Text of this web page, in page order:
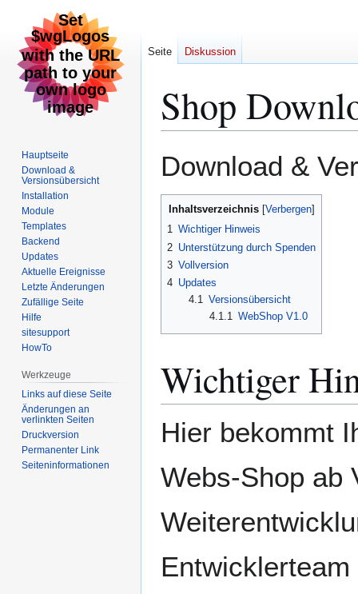
Shop
Navigation
Suche
Download &
Inhaltsverzeichnis
1 Wichtiger Hinweis
2 Unterstützung durch Spenden
3 Vollversion
4 Updates
4.1 Versionsübersicht
4.1.1 WebShop V1.0
Wichtiger
Hier bekommt
Webs-Shop ab
Seite Diskussion
Hauptseite
Download &
Versionsübersicht
Installation
Module
Templates
Backend
Updates
Aktuelle Ereignisse
Letzte Änderungen
Zufällige Seite
Hilfe
sitesupport
HowTo
Werkzeuge
Links auf diese Seite
Änderungen an
verlinkten Seiten
Druckversion
Permanenter Link
Seiten­­informationen